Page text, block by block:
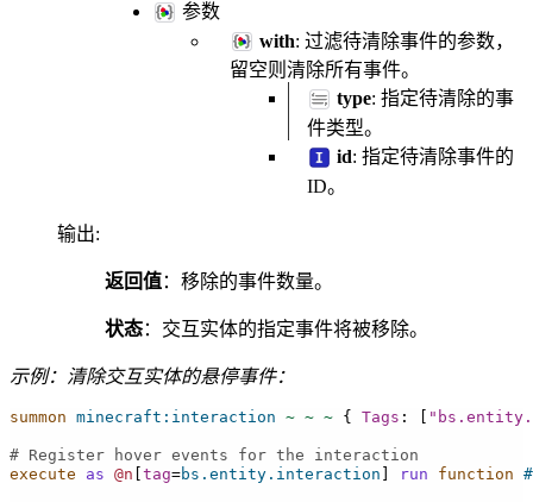
参数
with: 过滤待清除事件的参数，
留空则清除所有事件。
type: 指定待清除的事
件类型。
id: 指定待清除事件的
ID。
输出:
返回值：移除的事件数量。
状态：交互实体的指定事件将被移除。
示例：清除交互实体的悬停事件：
summon minecraft:interaction ~ ~ ~ { Tags :
# Register hover events for the interaction
execute
as @n tag=bs.entity.interaction run function